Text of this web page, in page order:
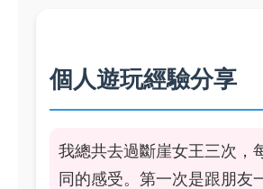
個人遊玩經驗分享
我總共去過斷崖女王三次，
同的感受。第一次是跟朋友